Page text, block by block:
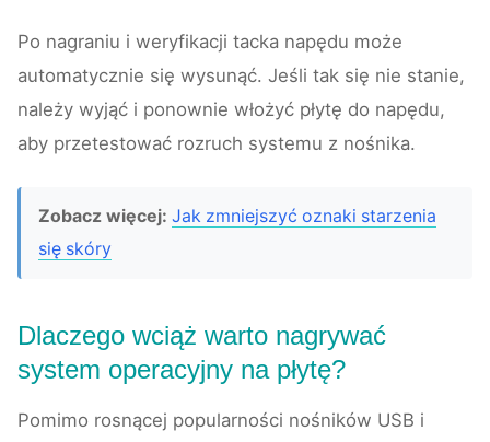
Po nagraniu i weryfikacji tacka napędu może
automatycznie się wysunąć. Jeśli tak się nie stanie,
należy wyjąć i ponownie włożyć płytę do napędu,
aby przetestować rozruch systemu z nośnika.
Zobacz więcej: Jak zmniejszyć oznaki starzenia
się skóry
Dlaczego wciąż warto nagrywać
system operacyjny na płytę?
Pomimo rosnącej popularności nośników USB i